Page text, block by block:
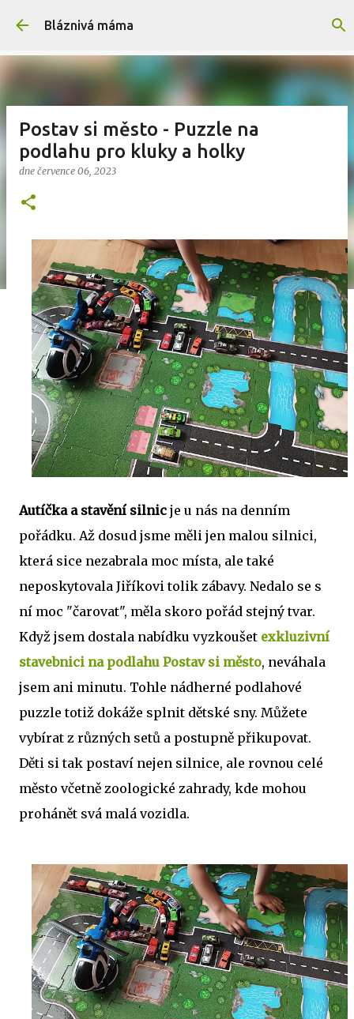
Přeskočit na hlavní obsah
Bláznivá máma
Postav si město - Puzzle na
podlahu pro kluky a holky
dne července 06, 2023
Autíčka a stavění silnic je u nás na denním
pořádku. Až dosud jsme měli jen malou silnici,
která sice nezabrala moc místa, ale také
neposkytovala Jiříkovi tolik zábavy. Nedalo se s
ní moc "čarovat", měla skoro pořád stejný tvar.
Když jsem dostala nabídku vyzkoušet exkluzivní
stavebnici na podlahu Postav si město, neváhala
jsem ani minutu. Tohle nádherné podlahové
puzzle totiž dokáže splnit dětské sny. Můžete
vybírat z různých setů a postupně přikupovat.
Děti si tak postaví nejen silnice, ale rovnou celé
město včetně zoologické zahrady, kde mohou
prohánět svá malá vozidla.